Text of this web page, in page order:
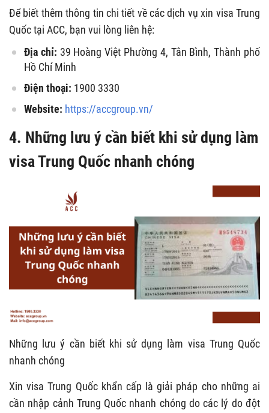
Để biết thêm thông tin chi tiết về các dịch vụ xin visa Trung
Quốc tại ACC, bạn vui lòng liên hệ:
Địa chỉ: 39 Hoàng Việt Phường 4, Tân Bình, Thành phố
Hồ Chí Minh
Điện thoại: 1900 3330
Website: https://accgroup.vn/
4. Những lưu ý cần biết khi sử dụng làm
visa Trung Quốc nhanh chóng
Những lưu ý cần biết khi sử dụng làm visa Trung Quốc
nhanh chóng
Xin visa Trung Quốc khẩn cấp là giải pháp cho những ai
cần nhập cảnh Trung Quốc nhanh chóng do các lý do đột